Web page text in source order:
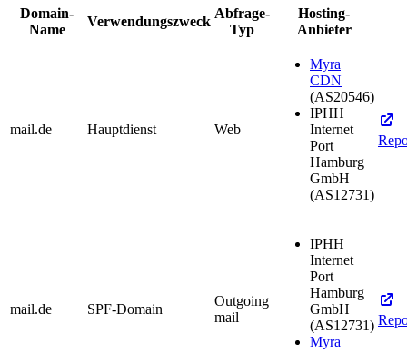
Domain-
Name
Verwendungszweck
Abfrage-
Typ
Hosting-
Anbieter
mail.de Hauptdienst Web
Myra
CDN
(AS20546)
IPHH
Internet
Port
Hamburg
GmbH
(AS12731)
mail.de SPF-Domain
Outgoing
mail
IPHH
Internet
Port
Hamburg
GmbH
(AS12731)
Myra